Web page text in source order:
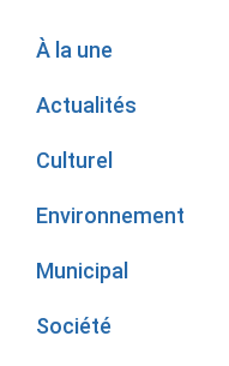
À la une
Actualités
Culturel
Environnement
Municipal
Société